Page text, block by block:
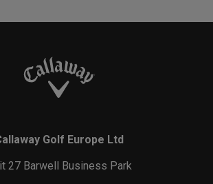
Golf Europe Ltd
27 Barwell Business Park